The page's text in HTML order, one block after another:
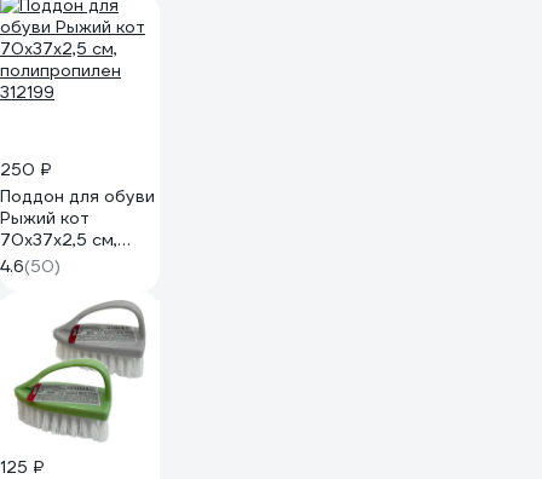
031
250 ₽
Поддон для обуви
Рыжий кот
70х37х2,5 см,
полипропилен
312199
4.6(50)
125 ₽